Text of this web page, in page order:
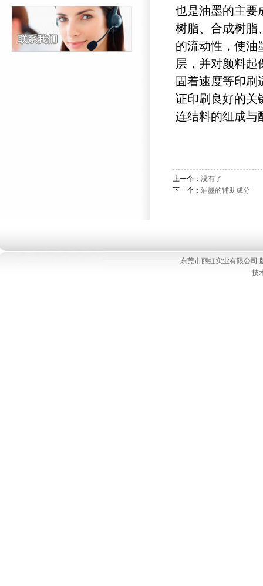
也是油墨的主要
树脂、合成树脂
的流动性，使油
层，并对颜料起
固着速度等印
证印刷良好的关
连结料的组成与
上一个： 没有了
下一个： 油墨的辅助成分
东莞市丽虹实业有限公司
技